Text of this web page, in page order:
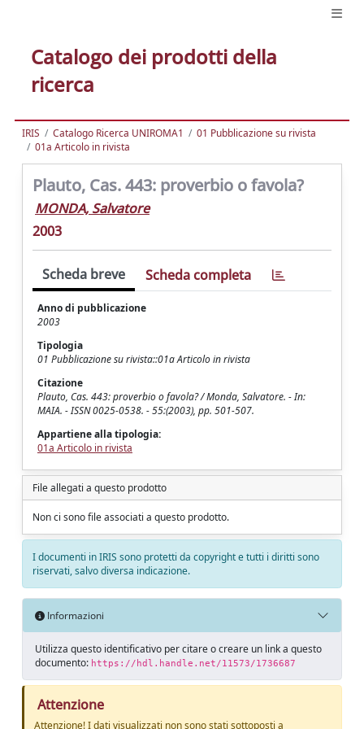
Catalogo dei prodotti della
ricerca
IRIS Catalogo Ricerca UNIROMA1
01 Pubblicazione su rivista
01a Articolo in rivista
Plauto, Cas. 443: proverbio o favola?
MONDA, Salvatore
2003
Scheda breve Scheda completa
Anno di pubblicazione
2003
Tipologia
01 Pubblicazione su rivista::01a Articolo in rivista
Citazione
Plauto, Cas. 443: proverbio o favola? / Monda, Salvatore. - In:
MAIA. - ISSN 0025-0538. - 55:(2003), pp. 501-507.
Appartiene alla tipologia:
01a Articolo in rivista
File allegati a questo prodotto
Non ci sono file associati a questo prodotto.
I documenti in IRIS sono protetti da copyright e tutti i diritti sono
riservati, salvo diversa indicazione.
Informazioni
Utilizza questo identificativo per citare o creare un link a questo
documento: https://hdl.handle.net/11573/1736687
Attenzione
Attenzione! I dati visualizzati non sono stati sottoposti a